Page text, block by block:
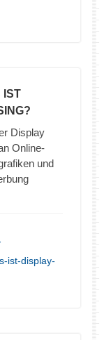
IST
Display
Online-
und
ist-display-